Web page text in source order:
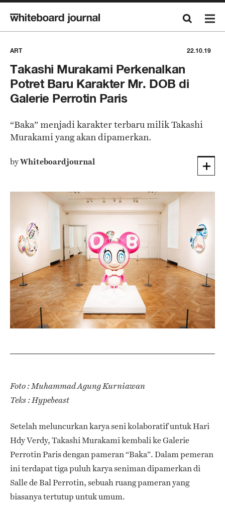
ART 22.10.19
Takashi Murakami Perkenalkan
Potret Baru Karakter Mr. DOB di
Galerie Perrotin Paris
“Baka” menjadi karakter terbaru milik Takashi
Murakami yang akan dipamerkan.
byWhiteboardjournal
Foto : Muhammad Agung Kurniawan
Teks : Hypebeast
Setelah meluncurkan karya seni kolaboratif untuk Hari
Hdy Verdy, Takashi Murakami kembali ke Galerie
Perrotin Paris dengan pameran “Baka”. Dalam pemeran
ini terdapat tiga puluh karya seniman dipamerkan di
Salle de Bal Perrotin, sebuah ruang pameran yang
biasanya tertutup untuk umum.